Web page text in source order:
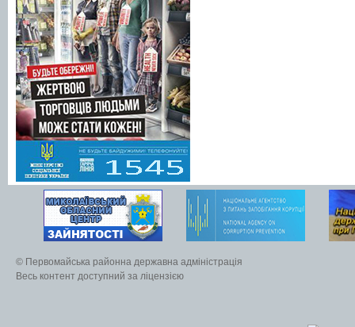
© Первомайська районна державна адміністрація
Весь контент доступний за ліцензією